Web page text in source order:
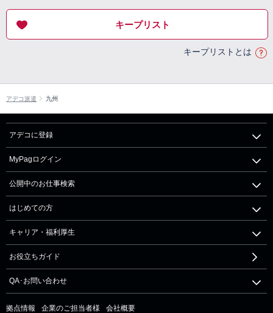
キープリスト
キープリストとは
アデコ派遣 九州
アデコに登録
MyPagログイン
公開中のお仕事検索
はじめての方
キャリア・福利厚生
お役立ちガイド
QA･お問い合わせ
拠点情報 企業のご担当者様 会社概要